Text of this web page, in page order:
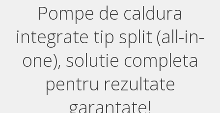
Pompe de caldura
integrate tip split (all-in-
one), solutie completa
pentru rezultate
garantate!